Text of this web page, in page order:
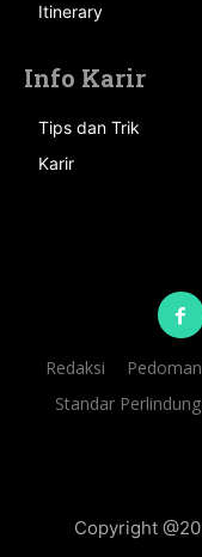
Itinerary
Info Karir
Tips dan Trik
Karir
Redaksi
Standar
Copyright